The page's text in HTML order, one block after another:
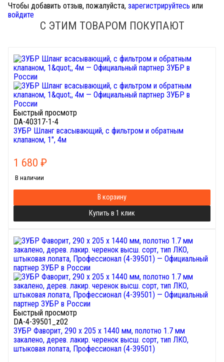
Чтобы добавить отзыв, пожалуйста, зарегистрируйтесь или
войдите
С ЭТИМ ТОВАРОМ ПОКУПАЮТ
Быстрый просмотр
DA-40317-1-4
ЗУБР Шланг всасывающий, с фильтром и обратным
клапаном, 1", 4м
1 680 ₽
В наличии
В корзину
Купить в 1 клик
Быстрый просмотр
DA-4-39501_z02
ЗУБР Фаворит, 290 х 205 х 1440 мм, полотно 1.7 мм
закалено, дерев. лакир. черенок высш. сорт, тип ЛКО,
штыковая лопата, Профессионал (4-39501)